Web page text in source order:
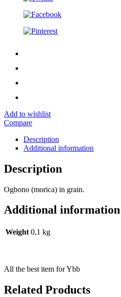
Add to wishlist
Compare
Description
Additional information
Description
Ogbono (morica) in grain.
Additional information
Weight 0,1 kg
All the best item for Ybb
Related Products